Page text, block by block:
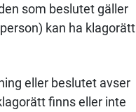
som beslutet gäller
kan ha klagorätt
eller beslutet avser
finns eller inte